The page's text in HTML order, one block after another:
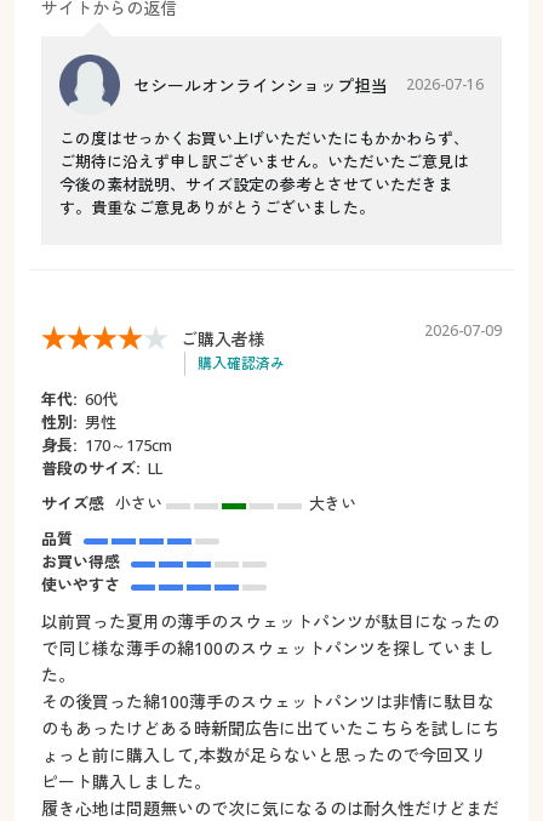
サイトからの返信
セシールオンラインショップ担当 2026-07-16
この度はせっかくお買い上げいただいたにもかかわらず、
ご期待に沿えず申し訳ございません。いただいたご意見は
今後の素材説明、サイズ設定の参考とさせていただきま
す。貴重なご意見ありがとうございました。
ご購入者様
購入確認済み
2026-07-09
年代: 60代
性別: 男性
身長: 170～175cm
普段のサイズ: LL
サイズ感 小さい
大きい
品質
お買い得感
使いやすさ
以前買った夏用の薄手のスウェットパンツが駄目になったの
で同じ様な薄手の綿100のスウェットパンツを探していまし
た。
その後買った綿100薄手のスウェットパンツは非情に駄目な
のもあったけどある時新聞広告に出ていたこちらを試しにち
ょっと前に購入して,本数が足らないと思ったので今回又リ
ピート購入しました。
履き心地は問題無いので次に気になるのは耐久性だけどまだ